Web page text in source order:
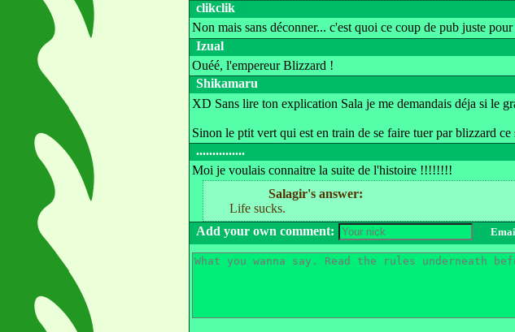
clikclik
Non mais sans déconner... c'est quoi ce coup de pub juste
Izual
Ouéé, l'empereur Blizzard !
Shikamaru
XD Sans lire ton explication Sala je me demandais déja si le
Sinon le ptit vert qui est en train de se faire tuer par blizzard
...............
Moi je voulais connaitre la suite de l'histoire !!!!!!!!
Salagir's answer:
Life sucks.
Add your own comment: